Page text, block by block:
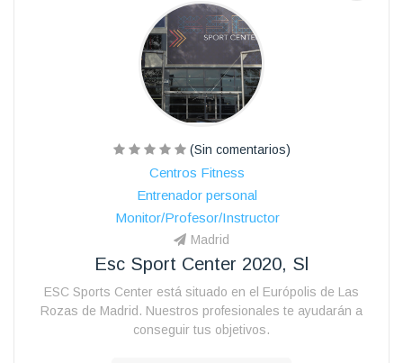
(Sin comentarios)
Centros Fitness
Entrenador personal
Monitor/Profesor/Instructor
Madrid
Esc Sport Center 2020, Sl
ESC Sports Center está situado en el Európolis de Las
Rozas de Madrid. Nuestros profesionales te ayudarán a
conseguir tus objetivos.